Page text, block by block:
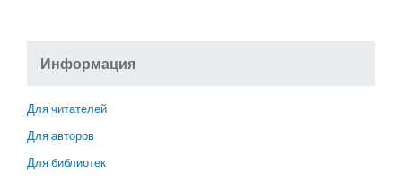
Информация
Для читателей
Для авторов
Для библиотек